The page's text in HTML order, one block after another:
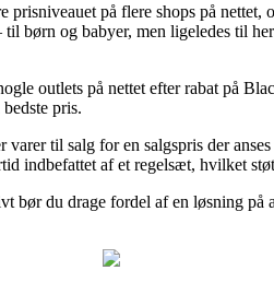
på flere shops på
børn og babyer, men ligeledes til
outlets på nettet efter rabat på
pris.
til salg for en salgspris der
indbefattet af et regelsæt, hvilket
bør du drage fordel af en løsning